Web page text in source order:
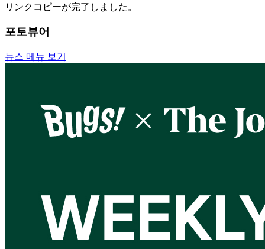
リンクコピーが完了しました。
포토뷰어
뉴스 메뉴 보기